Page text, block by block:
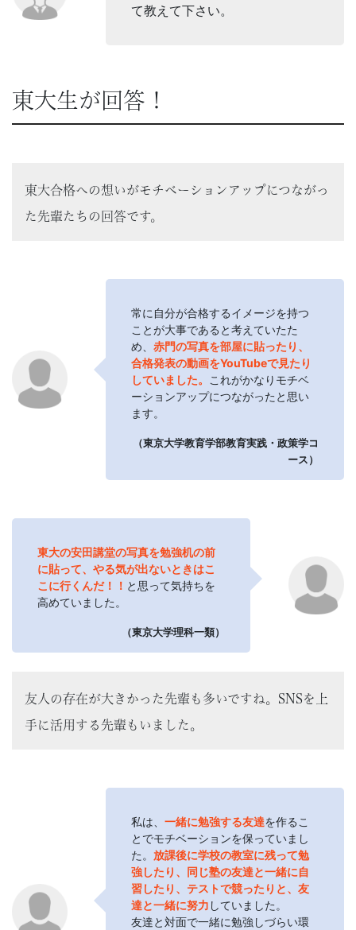
て教えて下さい。
東大生が回答！
東大合格への想いがモチベーションアップにつながっ
た先輩たちの回答です。
常に自分が合格するイメージを持つ
ことが大事であると考えていたた
め、 赤門の写真を部屋に貼ったり、
合格発表の動画をYouTubeで見たり
していました。
これがかなりモチベ
ーションアップにつながったと思い
ます。
（東京大学教育学部教育実践・政策学コ
ース）
東大の安田講堂の写真を勉強机の前
に貼って、やる気が出ないときはこ
こに行くんだ！！ と思って気持ちを
高めていました。
（東京大学理科一類）
友人の存在が大きかった先輩も多いですね。SNSを上
手に活用する先輩もいました。
私は、 一緒に勉強する友達を作るこ
とでモチベーションを保っていまし
た。 放課後に学校の教室に残って勉
強したり、同じ塾の友達と一緒に自
習したり、テストで競ったりと、友
達と一緒に努力 していました。
友達と対面で一緒に勉強しづらい環